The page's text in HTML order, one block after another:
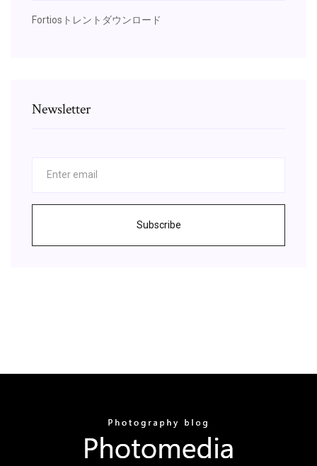
Fortiosトレントダウンロード
Newsletter
Subscribe